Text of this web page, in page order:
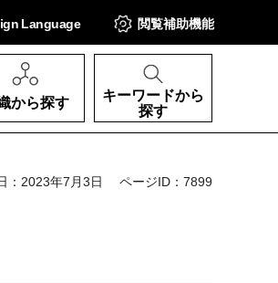
Language 閲覧補助機能
から探す
キーワードから
探す
：2023年7月3日 ページID：7899